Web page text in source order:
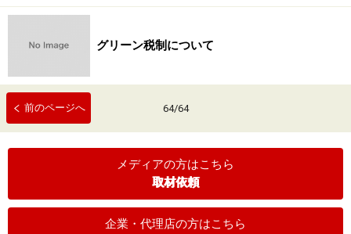
グリーン税制について
前のページへ 64/64
メディアの方はこちら
取材依頼
企業・代理店の方はこちら